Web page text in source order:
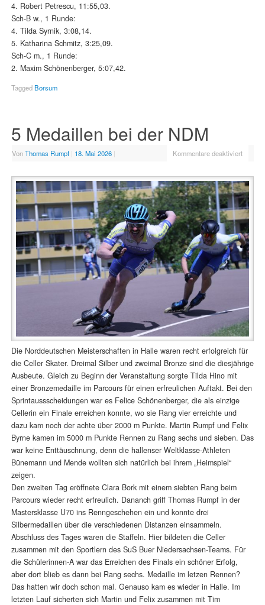
4. Robert Petrescu, 11:55,03.
Sch-B w., 1 Runde:
4. Tilda Syrnik, 3:08,14.
5. Katharina Schmitz, 3:25,09.
Sch-C m., 1 Runde:
2. Maxim Schönenberger, 5:07,42.
TaggedBorsum
5 Medaillen bei der NDM
VonThomas Rumpf | 18. Mai 2026 | Kommentare deaktiviert
Die Norddeutschen Meisterschaften in Halle waren recht erfolgreich für
die Celler Skater. Dreimal Silber und zweimal Bronze sind die diesjährige
Ausbeute. Gleich zu Beginn der Veranstaltung sorgte Tilda Hino mit
einer Bronzemedaille im Parcours für einen erfreulichen Auftakt. Bei den
Sprintaussscheidungen war es Felice Schönenberger, die als einzige
Cellerin ein Finale erreichen konnte, wo sie Rang vier erreichte und
dazu kam noch der achte über 2000 m Punkte. Martin Rumpf und Felix
Byrne kamen im 5000 m Punkte Rennen zu Rang sechs und sieben. Das
war keine Enttäuschnung, denn die hallenser Weltklasse-Athleten
Bünemann und Mende wollten sich natürlich bei ihrem „Heimspiel“
zeigen.
Den zweiten Tag eröffnete Clara Bork mit einem siebten Rang beim
Parcours wieder recht erfreulich. Dananch griff Thomas Rumpf in der
Mastersklasse U70 ins Renngeschehen ein und konnte drei
Silbermedaillen über die verschiedenen Distanzen einsammeln.
Abschluss des Tages waren die Staffeln. Hier bildeten die Celler
zusammen mit den Sportlern des SuS Buer Niedersachsen-Teams. Für
die Schülerinnen-A war das Erreichen des Finals ein schöner Erfolg,
aber dort blieb es dann bei Rang sechs. Medaille im letzen Rennen?
Das hatten wir doch schon mal. Genauso kam es wieder in Halle. Im
letzten Lauf sicherten sich Martin und Felix zusammen mit Tim